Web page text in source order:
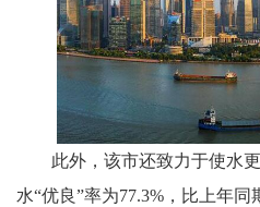
此外，该市还致力于使水
水“优良”率为77.3%，比上年同